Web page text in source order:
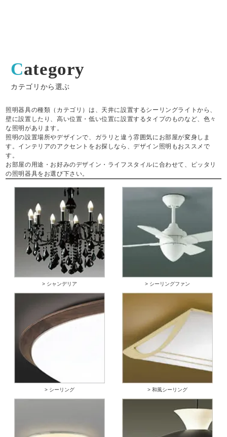
Category
カテゴリから選ぶ
照明器具の種類（カテゴリ）は、天井に設置するシーリングライトから、
壁に設置したり、高い位置・低い位置に設置するタイプのものなど、色々
な照明があります。
照明の設置場所やデザインで、ガラリと違う雰囲気にお部屋が変身しま
す。インテリアのアクセントをお探しなら、デザイン照明もおススメで
す。
お部屋の用途・お好みのデザイン・ライフスタイルに合わせて、ピッタリ
の照明器具をお選び下さい。
> シャンデリア > シーリングファン
> シーリング > 和風シーリング